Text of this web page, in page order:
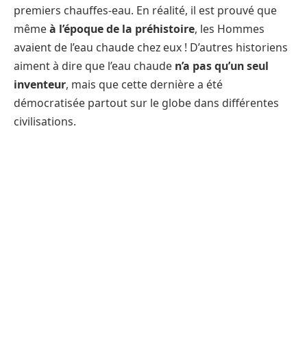
premiers chauffes-eau. En réalité, il est prouvé que
mêmeà l’époque de la préhistoire, les Hommes
avaient de l’eau chaude chez eux ! D’autres historiens
aiment à dire que l’eau chaude n’a pas qu’un seul
inventeur, mais que cette dernière a été
démocratisée partout sur le globe dans différentes
civilisations.